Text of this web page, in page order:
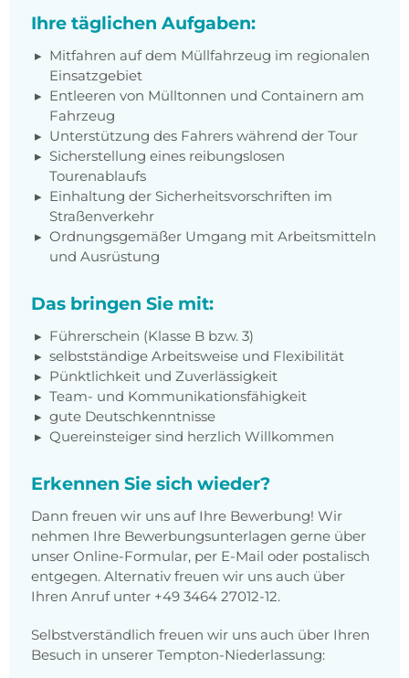
Ihre täglichen Aufgaben:
Mitfahren auf dem Müllfahrzeug im regionalen
Einsatzgebiet
Entleeren von Mülltonnen und Containern am
Fahrzeug
Unterstützung des Fahrers während der Tour
Sicherstellung eines reibungslosen
Tourenablaufs
Einhaltung der Sicherheitsvorschriften im
Straßenverkehr
Ordnungsgemäßer Umgang mit Arbeitsmitteln
und Ausrüstung
Das bringen Sie mit:
Führerschein (Klasse B bzw. 3)
selbstständige Arbeitsweise und Flexibilität
Pünktlichkeit und Zuverlässigkeit
Team- und Kommunikationsfähigkeit
gute Deutschkenntnisse
Quereinsteiger sind herzlich Willkommen
Erkennen Sie sich wieder?
Dann freuen wir uns auf Ihre Bewerbung! Wir
nehmen Ihre Bewerbungsunterlagen gerne über
unser Online-Formular, per E-Mail oder postalisch
entgegen. Alternativ freuen wir uns auch über
Ihren Anruf unter +49 3464 27012-12.
Selbstverständlich freuen wir uns auch über Ihren
Besuch in unserer Tempton-Niederlassung: